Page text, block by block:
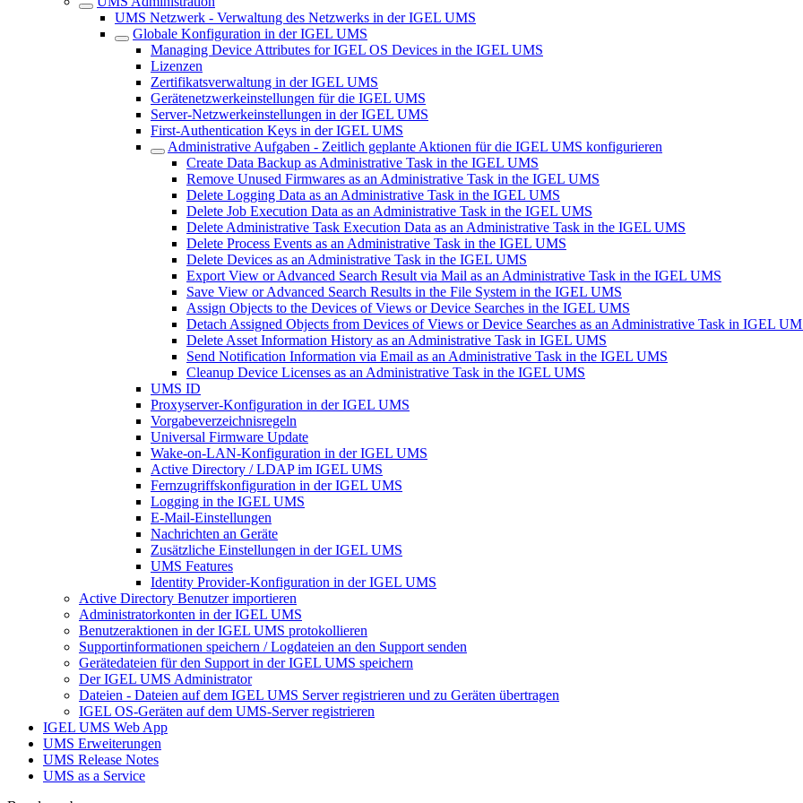
UMS Netzwerk - Verwaltung des Netzwerks in der IGEL UMS
Globale Konfiguration in der IGEL UMS
Managing Device Attributes for IGEL OS Devices in the IGEL UMS
Lizenzen
Zertifikatsverwaltung in der IGEL UMS
Gerätenetzwerkeinstellungen für die IGEL UMS
Server-Netzwerkeinstellungen in der IGEL UMS
First-Authentication Keys in der IGEL UMS
Administrative Aufgaben - Zeitlich geplante Aktionen für die IGEL UMS konfigurieren
Create Data Backup as Administrative Task in the IGEL UMS
Remove Unused Firmwares as an Administrative Task in the IGEL UMS
Delete Logging Data as an Administrative Task in the IGEL UMS
Delete Job Execution Data as an Administrative Task in the IGEL UMS
Delete Administrative Task Execution Data as an Administrative Task in the IGEL UMS
Delete Process Events as an Administrative Task in the IGEL UMS
Delete Devices as an Administrative Task in the IGEL UMS
Export View or Advanced Search Result via Mail as an Administrative Task in the IGEL UMS
Save View or Advanced Search Results in the File System in the IGEL UMS
Assign Objects to the Devices of Views or Device Searches in the IGEL UMS
Detach Assigned Objects from Devices of Views or Device Searches as an Administrative Task in IGEL
Delete Asset Information History as an Administrative Task in IGEL UMS
Send Notification Information via Email as an Administrative Task in the IGEL UMS
Cleanup Device Licenses as an Administrative Task in the IGEL UMS
UMS ID
Proxyserver-Konfiguration in der IGEL UMS
Vorgabeverzeichnisregeln
Universal Firmware Update
Wake-on-LAN-Konfiguration in der IGEL UMS
Active Directory / LDAP im IGEL UMS
Fernzugriffskonfiguration in der IGEL UMS
Logging in the IGEL UMS
E-Mail-Einstellungen
Nachrichten an Geräte
Zusätzliche Einstellungen in der IGEL UMS
UMS Features
Identity Provider-Konfiguration in der IGEL UMS
Active Directory Benutzer importieren
Administratorkonten in der IGEL UMS
Benutzeraktionen in der IGEL UMS protokollieren
Supportinformationen speichern / Logdateien an den Support senden
Gerätedateien für den Support in der IGEL UMS speichern
Der IGEL UMS Administrator
Dateien - Dateien auf dem IGEL UMS Server registrieren und zu Geräten übertragen
IGEL OS-Geräten auf dem UMS-Server registrieren
IGEL UMS Web App
UMS Erweiterungen
UMS Release Notes
UMS as a Service